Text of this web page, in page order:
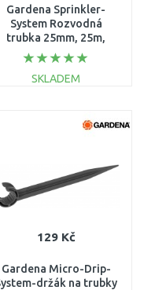
Gardena Sprinkler-
System Rozvodná
trubka 25mm, 25m,
2700-20
SKLADEM
129 Kč
Gardena Micro-Drip-
držák na trubky